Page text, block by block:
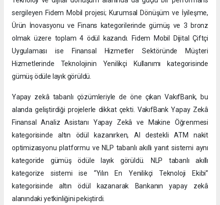
sergileyen Fidem Mobil projesi; Kurumsal Dönüşüm ve İyileşme,
Ürün İnovasyonu ve Finans kategorilerinde gümüş ve 3 bronz
olmak üzere toplam 4 ödül kazandı. Fidem Mobil Dijital Çiftçi
Uygulaması ise Finansal Hizmetler Sektöründe Müşteri
Hizmetlerinde Teknolojinin Yenilikçi Kullanımı kategorisinde
gümüş ödüle layık görüldü.
Yapay zekâ tabanlı çözümleriyle de öne çıkan VakıfBank, bu
alanda geliştirdiği projelerle dikkat çekti. VakıfBank Yapay Zekâ
Finansal Analiz Asistanı Yapay Zekâ ve Makine Öğrenmesi
kategorisinde altın ödül kazanırken, AI destekli ATM nakit
optimizasyonu platformu ve NLP tabanlı akıllı yanıt sistemi aynı
kategoride gümüş ödüle layık görüldü. NLP tabanlı akıllı
kategorize sistemi ise “Yılın En Yenilikçi Teknoloji Ekibi”
kategorisinde altın ödül kazanarak Bankanın yapay zekâ
alanındaki yetkinliğini pekiştirdi.